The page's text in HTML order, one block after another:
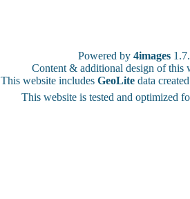
Powered by 4images
Content & additional design of
This website includes GeoLite data
This website is tested and optimized